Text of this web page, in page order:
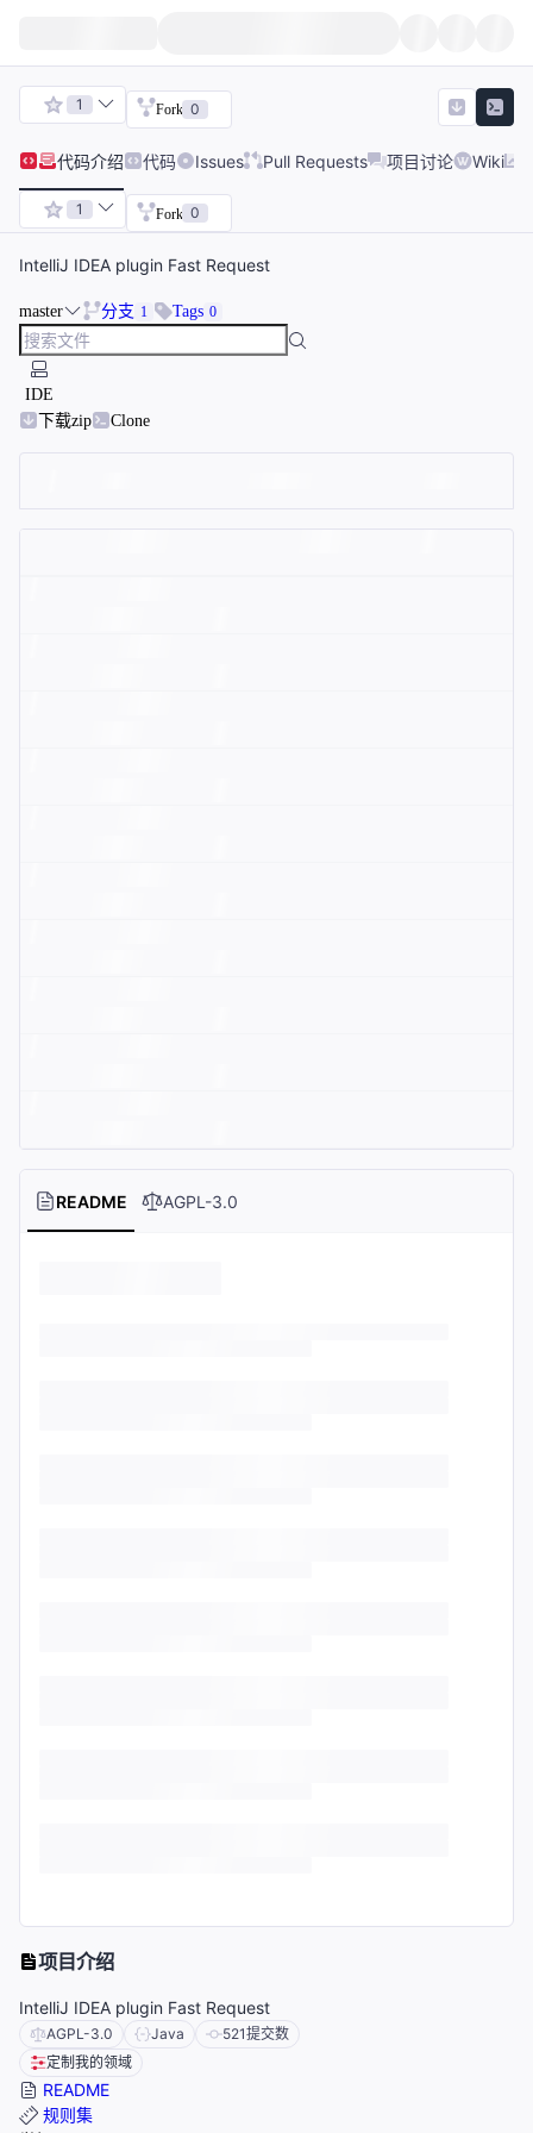
1 Fork 0
代码介绍 代码 Issues Pull Requests 项目讨论 Wiki
1 Fork 0
IntelliJ IDEA plugin Fast Request
master 分支 1 Tags 0
IDE
下载zip
Clone
README AGPL-3.0
项目介绍
IntelliJ IDEA plugin Fast Request
AGPL-3.0 Java 521提交数
定制我的领域
README
规则集